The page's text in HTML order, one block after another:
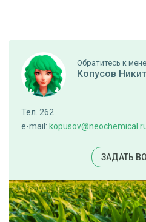
Обратитесь к
Копусов
Тел. 262
e-mail:
ЗАДАТЬ